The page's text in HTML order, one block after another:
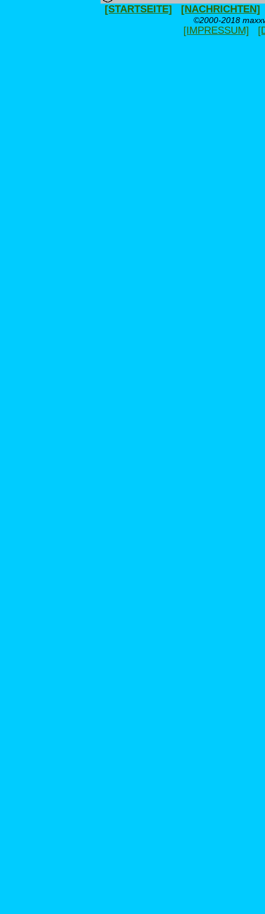
[STARTSEITE] [NACHRICHTEN]
©2000-2018
[IMPRESSUM]